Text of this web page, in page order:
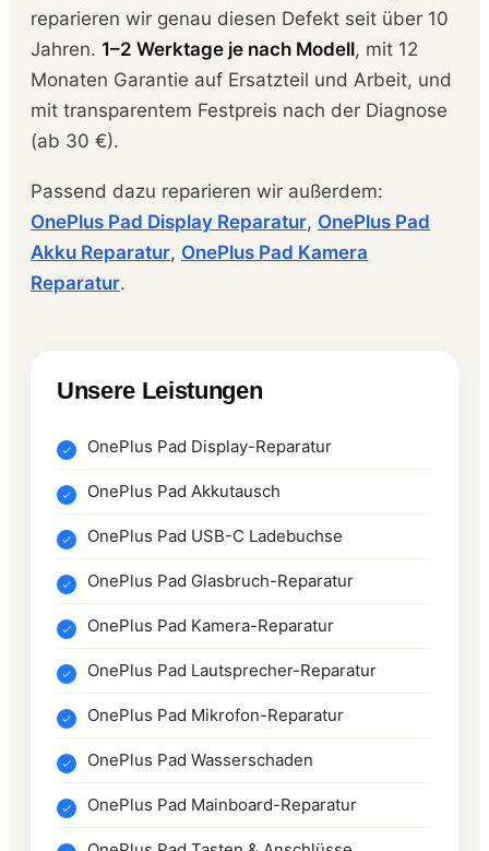
reparieren wir genau diesen Defekt seit über 10
Jahren. 1–2 Werktage je nach Modell, mit 12
Monaten Garantie auf Ersatzteil und Arbeit, und
mit transparentem Festpreis nach der Diagnose
(ab 30 €).
Passend dazu reparieren wir außerdem:
OnePlus Pad Display Reparatur, OnePlus Pad
Akku Reparatur, OnePlus Pad Kamera
Reparatur.
Unsere Leistungen
OnePlus Pad Display-Reparatur
OnePlus Pad Akkutausch
OnePlus Pad USB-C Ladebuchse
OnePlus Pad Glasbruch-Reparatur
OnePlus Pad Kamera-Reparatur
OnePlus Pad Lautsprecher-Reparatur
OnePlus Pad Mikrofon-Reparatur
OnePlus Pad Wasserschaden
OnePlus Pad Mainboard-Reparatur